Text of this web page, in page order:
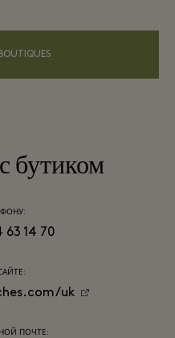
бутиком
63 14 70
uk
ПОЧТЕ: